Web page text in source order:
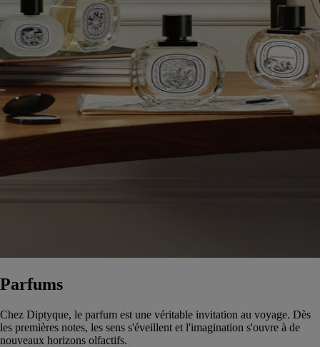
Parfums
Chez Diptyque, le parfum est une véritable invitation au voyage. Dès
les premières notes, les sens s'éveillent et l'imagination s'ouvre à de
nouveaux horizons olfactifs.